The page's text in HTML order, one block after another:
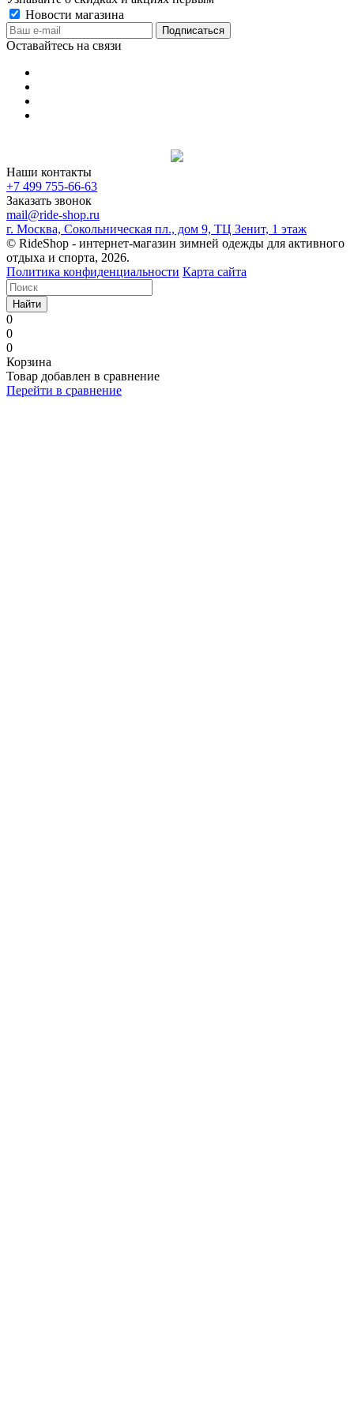
Новости магазина
Оставайтесь на связи
Наши контакты
+7 499 755-66-63
Заказать звонок
mail@ride-shop.ru
г. Москва, Сокольническая пл., дом 9, ТЦ Зенит, 1 этаж
© RideShop - интернет-магазин зимней одежды для активного
отдыха и спорта, 2026.
Политика конфиденциальности Карта сайта
Найти
0
0
0
Корзина
Товар добавлен в сравнение
Перейти в сравнение